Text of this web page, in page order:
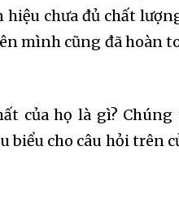
chưa đủ chất
mình cũng đã hoàn
của họ là gì? Chúng
cho câu hỏi trên